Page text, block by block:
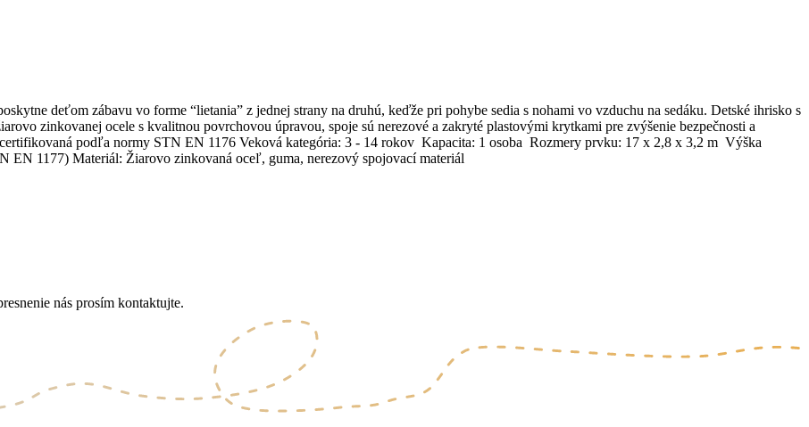
deťom zábavu vo forme “lietania” z jednej strany na druhú, keďže pri pohybe sedia s nohami vo vzduchu na sedáku. Detské ihrisko s
zinkovanej ocele s kvalitnou povrchovou úpravou, spoje sú nerezové a zakryté plastovými krytkami pre zvýšenie bezpečnosti a
podľa normy STN EN 1176 Veková kategória: 3 - 14 rokov Kapacita: 1 osoba Rozmery prvku: 17 x 2,8 x 3,2 m Výška
1177) Materiál: Žiarovo zinkovaná oceľ, guma, nerezový spojovací materiál
nás prosím kontaktujte.